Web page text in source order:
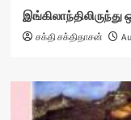
இங்கிலாந்திலிருந்து
சக்தி சக்திதாசன்